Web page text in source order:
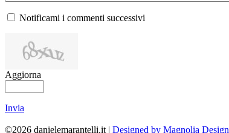
Notificami i commenti successivi
Aggiorna
Invia
©2026 danielemarantelli.it | Designed by Magnolia Design